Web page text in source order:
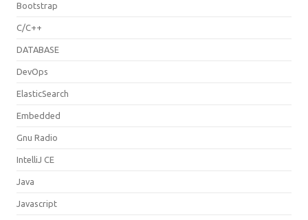
Bootstrap
C/C++
DATABASE
DevOps
ElasticSearch
Embedded
Gnu Radio
IntelliJ CE
Java
Javascript